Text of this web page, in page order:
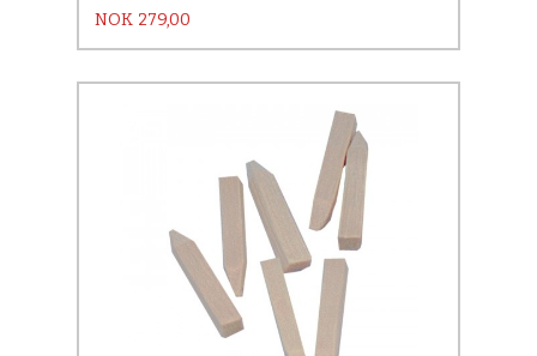
Pris
NOK 279,00